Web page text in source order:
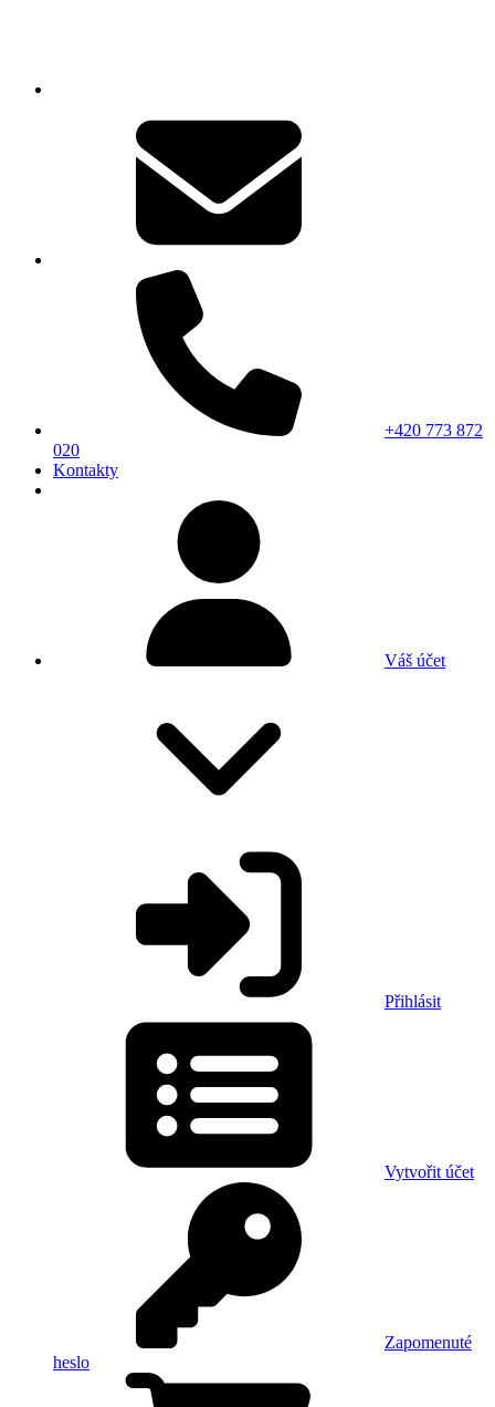
+420 773 872
020
Kontakty
Váš účet
Přihlásit
Vytvořit účet
Zapomenuté
heslo